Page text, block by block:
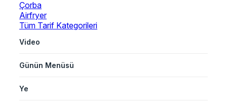
Çorba
Airfryer
Tüm Tarif Kategorileri
Video
Günün Menüsü
Ye